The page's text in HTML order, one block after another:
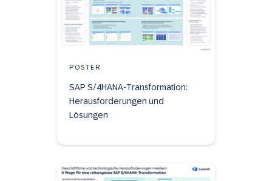
POSTER
SAP S/4HANA-Transformation:
Herausforderungen und
Lösungen